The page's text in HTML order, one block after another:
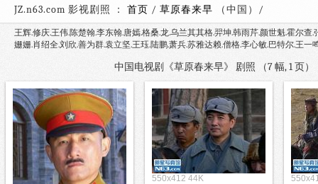
JZ.n63.com 影视剧照 ： 首页 / 草原春来早 （中国
王辉.修庆.王伟.陈楚翰.李东翰.唐嫣.格桑.龙.乌兰其其格.羿坤.韩雨芹.颜世魁.霍尔
姗姗.肖绍全.刘欣.善为群.袁立坚.王珏.陆鹏.萧兵.苏雅达赖.僧格.李心敏.巴特尔.王一
中国电视剧《草原春来早》 剧照 （7 幅, 1
550x412 44K